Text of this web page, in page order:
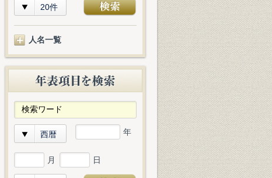
20件
人名一覧
西暦 年
月 日